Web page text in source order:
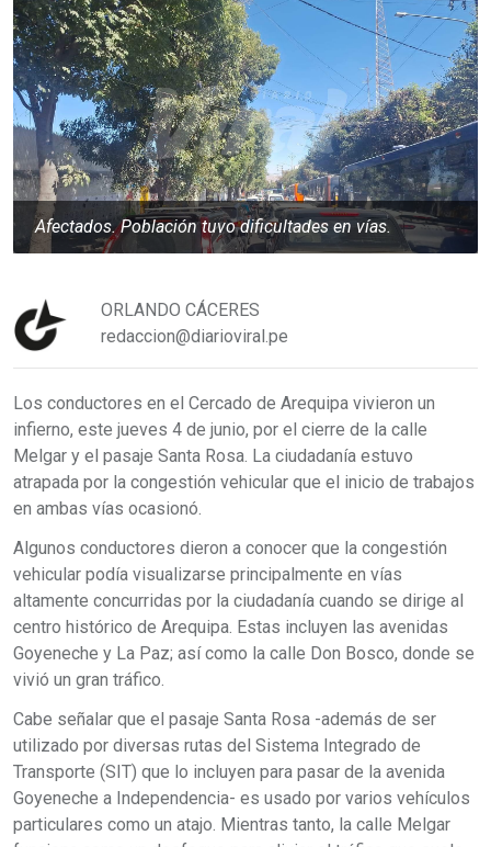
Afectados. Población tuvo dificultades en vías.
ORLANDO CÁCERES
redaccion@diarioviral.pe
Los conductores en el Cercado de Arequipa vivieron un
infierno, este jueves 4 de junio, por el cierre de la calle
Melgar y el pasaje Santa Rosa. La ciudadanía estuvo
atrapada por la congestión vehicular que el inicio de trabajos
en ambas vías ocasionó.
Algunos conductores dieron a conocer que la congestión
vehicular podía visualizarse principalmente en vías
altamente concurridas por la ciudadanía cuando se dirige al
centro histórico de Arequipa. Estas incluyen las avenidas
Goyeneche y La Paz; así como la calle Don Bosco, donde se
vivió un gran tráfico.
Cabe señalar que el pasaje Santa Rosa -además de ser
utilizado por diversas rutas del Sistema Integrado de
Transporte (SIT) que lo incluyen para pasar de la avenida
Goyeneche a Independencia- es usado por varios vehículos
particulares como un atajo. Mientras tanto, la calle Melgar